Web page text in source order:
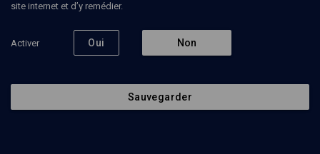
Promenades dans
Jérusalem
site internet et d’y remédier.
Activer Oui Non
Sauvegarder